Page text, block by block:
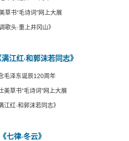
美草书“毛诗词”网上大展
歌头·重上井冈山》
江红·和郭沫若同志》
毛泽东诞辰120周年
美草书“毛诗词”网上大展
江红·和郭沫若同志》
七律·冬云》